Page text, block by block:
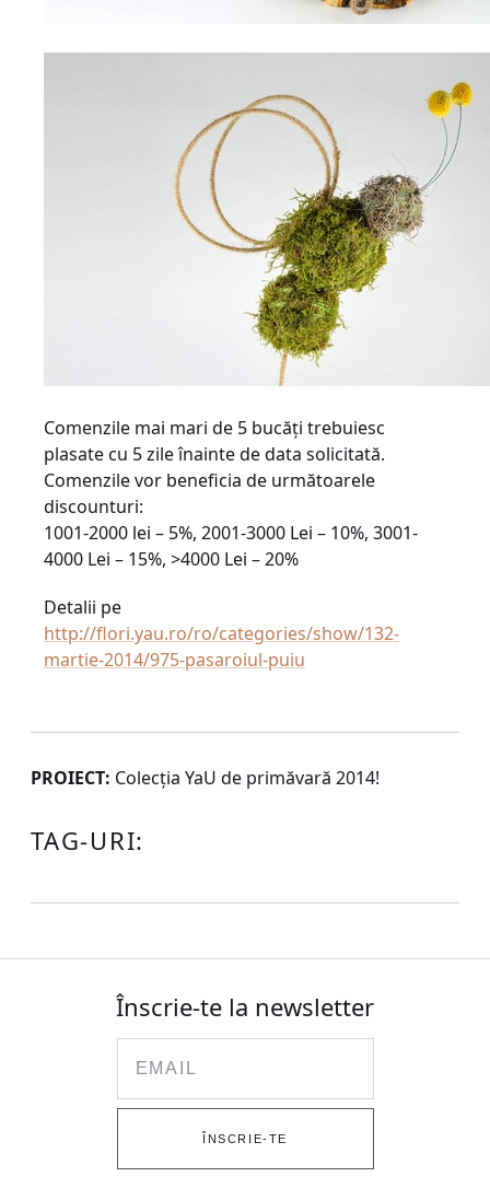
Comenzile mai mari de 5 bucăţi trebuiesc
plasate cu 5 zile înainte de data solicitată.
Comenzile vor beneficia de următoarele
discounturi:
1001-2000 lei – 5%, 2001-3000 Lei – 10%, 3001-
4000 Lei – 15%, >4000 Lei – 20%
Detalii pe
http://flori.yau.ro/ro/categories/show/132-
martie-2014/975-pasaroiul-puiu
PROIECT: Colecţia YaU de primăvară 2014!
TAG-URI:
Înscrie-te la newsletter
ÎNSCRIE-TE